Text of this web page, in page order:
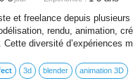
et freelance depuis
rendu, animation,
diversité d’expériences
3d blender animation 3D